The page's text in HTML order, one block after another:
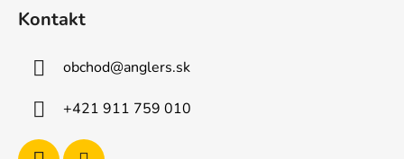
Kontakt
obchod@anglers.sk
+421 911 759 010